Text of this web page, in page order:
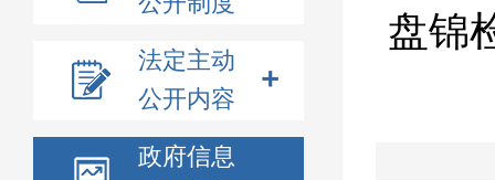
法定主动
公开内容
政府信息
盘锦